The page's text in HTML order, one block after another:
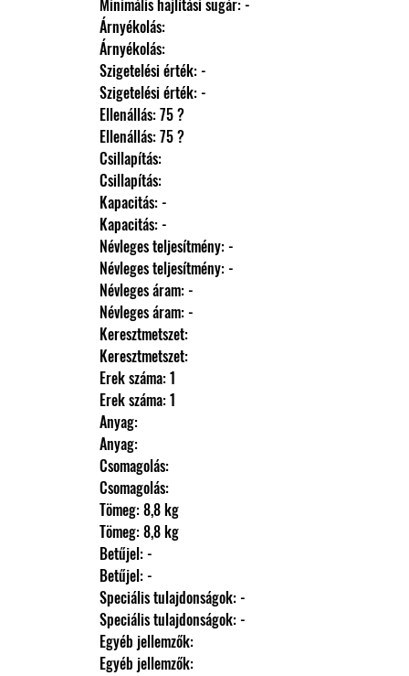
                Minimális hajlítási sugár: -
                Árnyékolás:
                Árnyékolás:
                Szigetelési érték: -
                Szigetelési érték: -
                Ellenállás: 75 ?
                Ellenállás: 75 ?
                Csillapítás:
                Csillapítás:
                Kapacitás: -
                Kapacitás: -
                Névleges teljesítmény: -
                Névleges teljesítmény: -
                Névleges áram: -
                Névleges áram: -
                Keresztmetszet:
                Keresztmetszet:
                Erek száma: 1
                Erek száma: 1
                Anyag:
                Anyag:
                Csomagolás:
                Csomagolás:
                Tömeg: 8,8 kg
                Tömeg: 8,8 kg
                Betűjel: -
                Betűjel: -
                Speciális tulajdonságok: -
                Speciális tulajdonságok: -
                Egyéb jellemzők:
                Egyéb jellemzők: